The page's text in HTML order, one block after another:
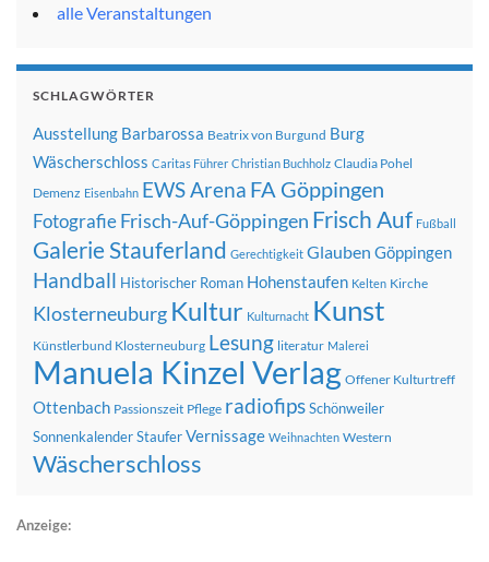
alle Veranstaltungen
SCHLAGWÖRTER
Ausstellung Barbarossa Beatrix von Burgund Burg
Wäscherschloss Caritas Führer Christian Buchholz Claudia Pohel
Demenz Eisenbahn EWS Arena FA Göppingen
FotografieFrisch-Auf-Göppingen Frisch Auf Fußball
Galerie Stauferland Gerechtigkeit Glauben Göppingen
Handball Historischer Roman Hohenstaufen Kelten Kirche
Klosterneuburg Kultur Kulturnacht Kunst
Künstlerbund Klosterneuburg Lesung literatur Malerei
Manuela Kinzel Verlag Offener Kulturtreff
Ottenbach Passionszeit Pflege radiofipsSchönweiler
SonnenkalenderStauferVernissage Weihnachten Western
Wäscherschloss
Anzeige: